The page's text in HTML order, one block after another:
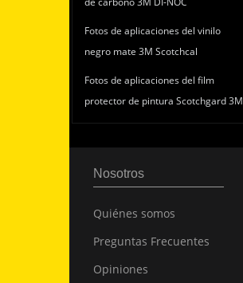
Fotos de aplicaciones del vinilo
negro mate 3M Scotchcal
Fotos de aplicaciones del film
protector de pintura Scotchgard 3M
Nosotros
Quiénes somos
Preguntas Frecuentes
Opiniones